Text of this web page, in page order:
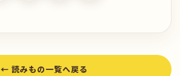
← 読みもの一覧へ戻る